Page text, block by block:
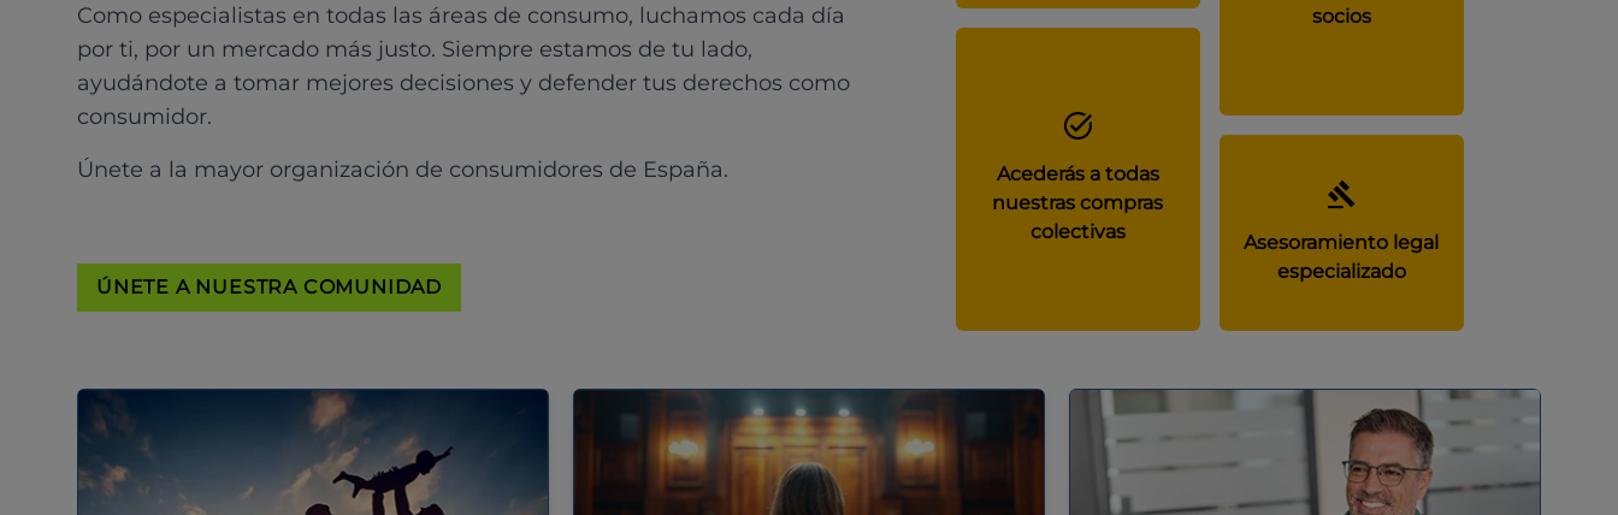
Como especialistas en todas las áreas de consumo, luchamos cada día
por ti, por un mercado más justo. Siempre estamos de tu lado,
ayudándote a tomar mejores decisiones y defender tus derechos como
consumidor.
Únete a la mayor organización de consumidores de España.
ÚNETE A NUESTRA COMUNIDAD
socios
Acederás a todas
nuestras compras
colectivas
Asesoramiento legal
especializado